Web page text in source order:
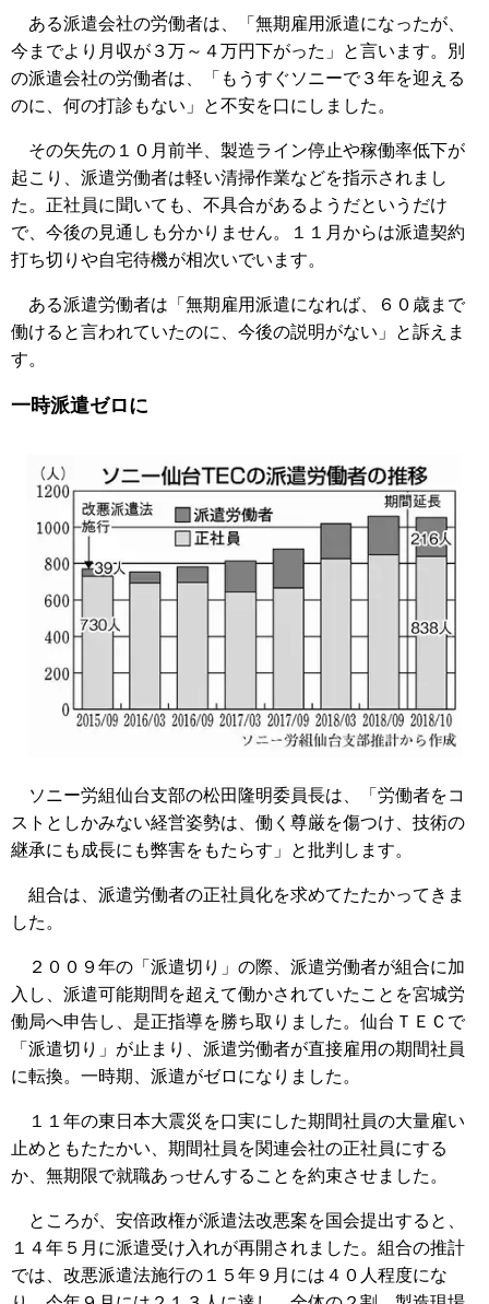
ある派遣会社の労働者は、「無期雇用派遣になったが、
今までより月収が３万～４万円下がった」と言います。別
の派遣会社の労働者は、「もうすぐソニーで３年を迎える
のに、何の打診もない」と不安を口にしました。
その矢先の１０月前半、製造ライン停止や稼働率低下が
起こり、派遣労働者は軽い清掃作業などを指示されまし
た。正社員に聞いても、不具合があるようだというだけ
で、今後の見通しも分かりません。１１月からは派遣契約
打ち切りや自宅待機が相次いでいます。
ある派遣労働者は「無期雇用派遣になれば、６０歳まで
働けると言われていたのに、今後の説明がない」と訴えま
す。
一時派遣ゼロに
ソニー労組仙台支部の松田隆明委員長は、「労働者をコ
ストとしかみない経営姿勢は、働く尊厳を傷つけ、技術の
継承にも成長にも弊害をもたらす」と批判します。
組合は、派遣労働者の正社員化を求めてたたかってきま
した。
２００９年の「派遣切り」の際、派遣労働者が組合に加
入し、派遣可能期間を超えて働かされていたことを宮城労
働局へ申告し、是正指導を勝ち取りました。仙台ＴＥＣで
「派遣切り」が止まり、派遣労働者が直接雇用の期間社員
に転換。一時期、派遣がゼロになりました。
１１年の東日本大震災を口実にした期間社員の大量雇い
止めともたたかい、期間社員を関連会社の正社員にする
か、無期限で就職あっせんすることを約束させました。
ところが、安倍政権が派遣法改悪案を国会提出すると、
１４年５月に派遣受け入れが再開されました。組合の推計
では、改悪派遣法施行の１５年９月には４０人程度にな